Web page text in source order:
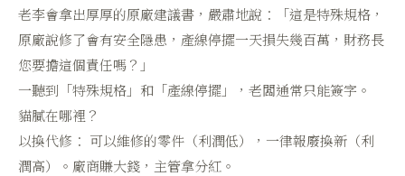
老李會拿出厚厚的原廠建議書，嚴肅地說：「這是特殊規格，
原廠說修了會有安全隱患，產線停擺一天損失幾百萬，財務長
您要擔這個責任嗎？」
一聽到「特殊規格」和「產線停擺」，老闆通常只能簽字。
貓膩在哪裡？
以換代修： 可以維修的零件（利潤低），一律報廢換新（利
潤高）。廠商賺大錢，主管拿分紅。